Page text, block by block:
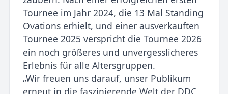
Tournee im Jahr 2024, die 13 Mal Standing
Ovations erhielt, und einer ausverkauften
Tournee 2025 verspricht die Tournee 2026
ein noch größeres und unvergesslicheres
Erlebnis für alle Altersgruppen.
„Wir freuen uns darauf, unser Publikum
erneut in die faszinierende Welt der DDC